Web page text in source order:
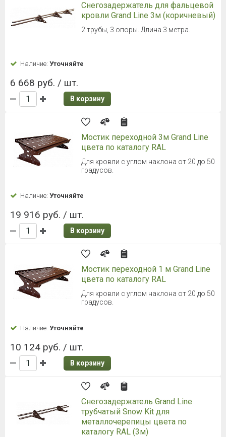
Снегозадержатель для фальцевой
кровли Grand Line 3м (коричневый)
2 трубы, 3 опоры. Длина 3 метра.
Наличие: Уточняйте
6 668 руб. / шт.
В корзину
Мостик переходной 3м Grand Line
цвета по каталогу RAL
Для кровли с углом наклона от 20 до 50
градусов.
Наличие: Уточняйте
19 916 руб. / шт.
В корзину
Мостик переходной 1 м Grand Line
цвета по каталогу RAL
Для кровли с углом наклона от 20 до 50
градусов.
Наличие: Уточняйте
10 124 руб. / шт.
В корзину
Снегозадержатель Grand Line
трубчатый Snow Kit для
металлочерепицы цвета по
каталогу RAL (3м)